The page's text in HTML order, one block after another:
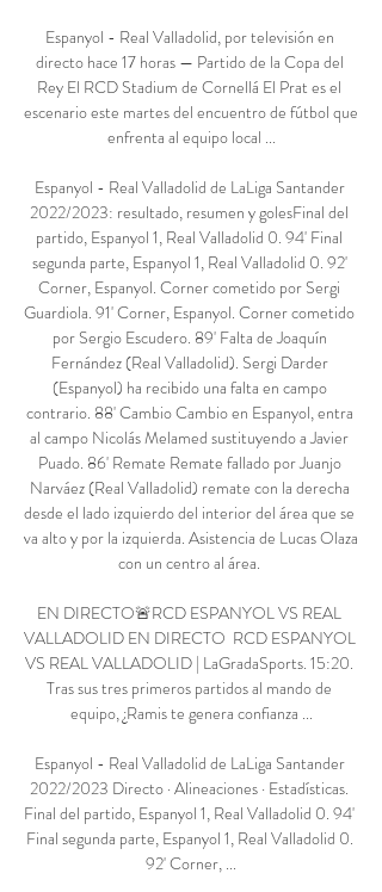
Espanyol - Real Valladolid, por televisión en
directo hace 17 horas — Partido de la Copa del
Rey El RCD Stadium de Cornellá El Prat es el
escenario este martes del encuentro de fútbol que
enfrenta al equipo local ...
Espanyol - Real Valladolid de LaLiga Santander
2022/2023: resultado, resumen y golesFinal del
partido, Espanyol 1, Real Valladolid 0. 94' Final
segunda parte, Espanyol 1, Real Valladolid 0. 92'
Corner, Espanyol. Corner cometido por Sergi
Guardiola. 91' Corner, Espanyol. Corner cometido
por Sergio Escudero. 89' Falta de Joaquín
Fernández (Real Valladolid). Sergi Darder
(Espanyol) ha recibido una falta en campo
contrario. 88' Cambio Cambio en Espanyol, entra
al campo Nicolás Melamed sustituyendo a Javier
Puado. 86' Remate Remate fallado por Juanjo
Narváez (Real Valladolid) remate con la derecha
desde el lado izquierdo del interior del área que se
va alto y por la izquierda. Asistencia de Lucas Olaza
con un centro al área.
EN DIRECTO🚨RCD ESPANYOL VS REAL
VALLADOLID EN DIRECTO  RCD ESPANYOL
VS REAL VALLADOLID | LaGradaSports. 15:20.
Tras sus tres primeros partidos al mando de
equipo, ¿Ramis te genera confianza ...
Espanyol - Real Valladolid de LaLiga Santander
2022/2023 Directo · Alineaciones · Estadísticas.
Final del partido, Espanyol 1, Real Valladolid 0. 94'
Final segunda parte, Espanyol 1, Real Valladolid 0.
92' Corner, ...